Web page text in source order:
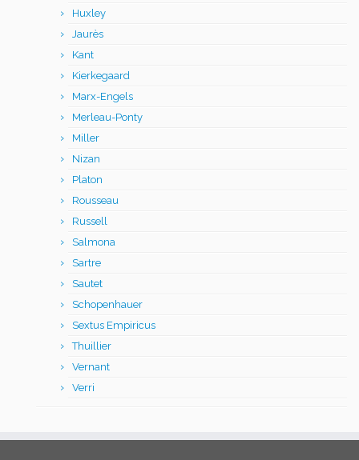
Huxley
Jaurès
Kant
Kierkegaard
Marx-Engels
Merleau-Ponty
Miller
Nizan
Platon
Rousseau
Russell
Salmona
Sartre
Sautet
Schopenhauer
Sextus Empiricus
Thuillier
Vernant
Verri